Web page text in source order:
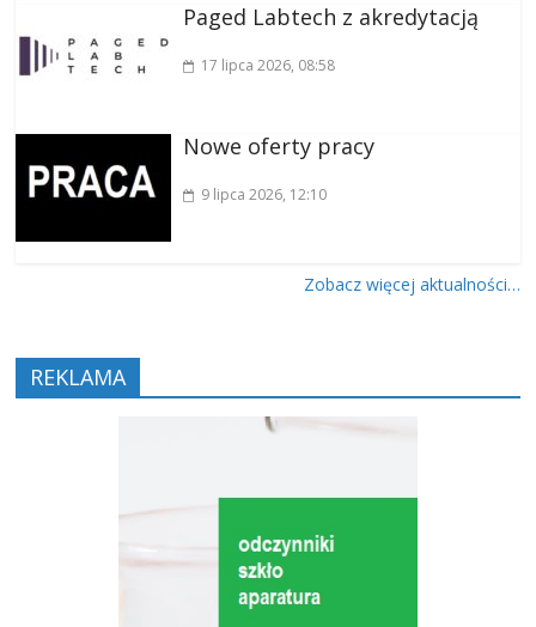
Paged Labtech z akredytacją
17 lipca 2026, 08:58
Nowe oferty pracy
9 lipca 2026, 12:10
Zobacz więcej aktualności…
REKLAMA